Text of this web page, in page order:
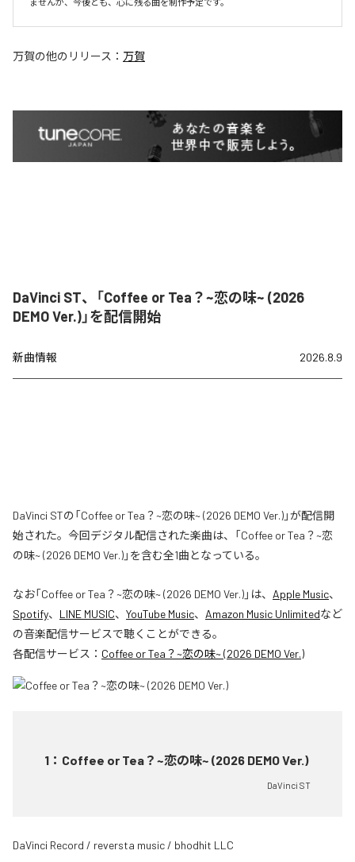
ませんが、今後とも、心に残る曲を制作予定です。
万賀の他のリリース： 万賀
DaVinci ST、「Coffee or Tea？~恋の味~ (2026
DEMO Ver.)」を配信開始
新曲情報 2026.8.9
DaVinci STの「Coffee or Tea？~恋の味~ (2026 DEMO Ver.)」が配信開
始された。今回デジタル配信された楽曲は、「Coffee or Tea？~恋
の味~ (2026 DEMO Ver.)」を含む全1曲となっている。
なお「Coffee or Tea？~恋の味~ (2026 DEMO Ver.)」は、 Apple Music、
Spotify、 LINE MUSIC、 YouTube Music、 Amazon Music Unlimitedなど
の音楽配信サービスで聴くことができる。
各配信サービス： Coffee or Tea？~恋の味~ (2026 DEMO Ver.)
1 ： Coffee or Tea？~恋の味~ (2026 DEMO Ver.)
DaVinci ST
DaVinci Record / reversta music / bhodhit LLC